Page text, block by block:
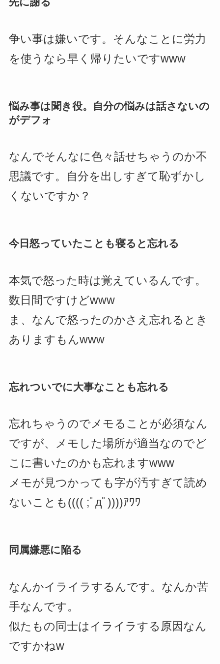
争い事は嫌いです。そんなことに労力
を使うなら早く帰りたいですwww
悩み事は聞き役。自分の悩みは話さないの
がデフォ
なんでそんなに色々話せちゃうのか不
思議です。自分を出しすぎて恥ずかし
くないですか？
今日怒っていたことも寝ると忘れる
本気で怒った時は覚えているんです。
数日間ですけどwww
ま、なんで怒ったのかさえ忘れるとき
ありますもんwww
忘れついでに大事なことも忘れる
忘れちゃうのでメモることが必須なん
ですが、メモした場所が適当なのでど
こに書いたのかも忘れますwww
メモが見つかっても字が汚すぎて読め
ないことも(((( ;ﾟдﾟ))))ｱﾜﾜ
同属嫌悪に陥る
なんかイライラするんです。なんか苦
手なんです。
似たもの同士はイライラする原因なん
ですかねw